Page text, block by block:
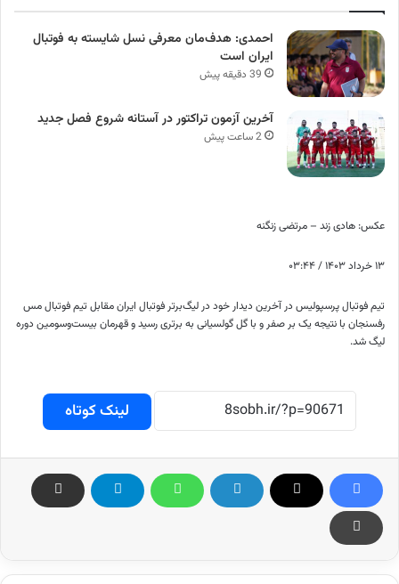
احمدی: هدف‌مان معرفی نسل شایسته به فوتبال
ایران است
39 دقیقه پیش
آخرین آزمون تراکتور در آستانه شروع فصل جدید
2 ساعت پیش
عکس: هادی زند – مرتضی زنگنه
۱۳ خرداد ۱۴۰۳ / ۰۳:۴۴
تیم فوتبال پرسپولیس در آخرین دیدار خود در لیگ‌برتر فوتبال ایران مقابل تیم‌ فوتبال مس
رفسنجان با نتیجه یک بر صفر و با گل گولسیانی به برتری رسید و قهرمان بیست‌وسومین دوره
لیگ شد.
لینک کوتاه